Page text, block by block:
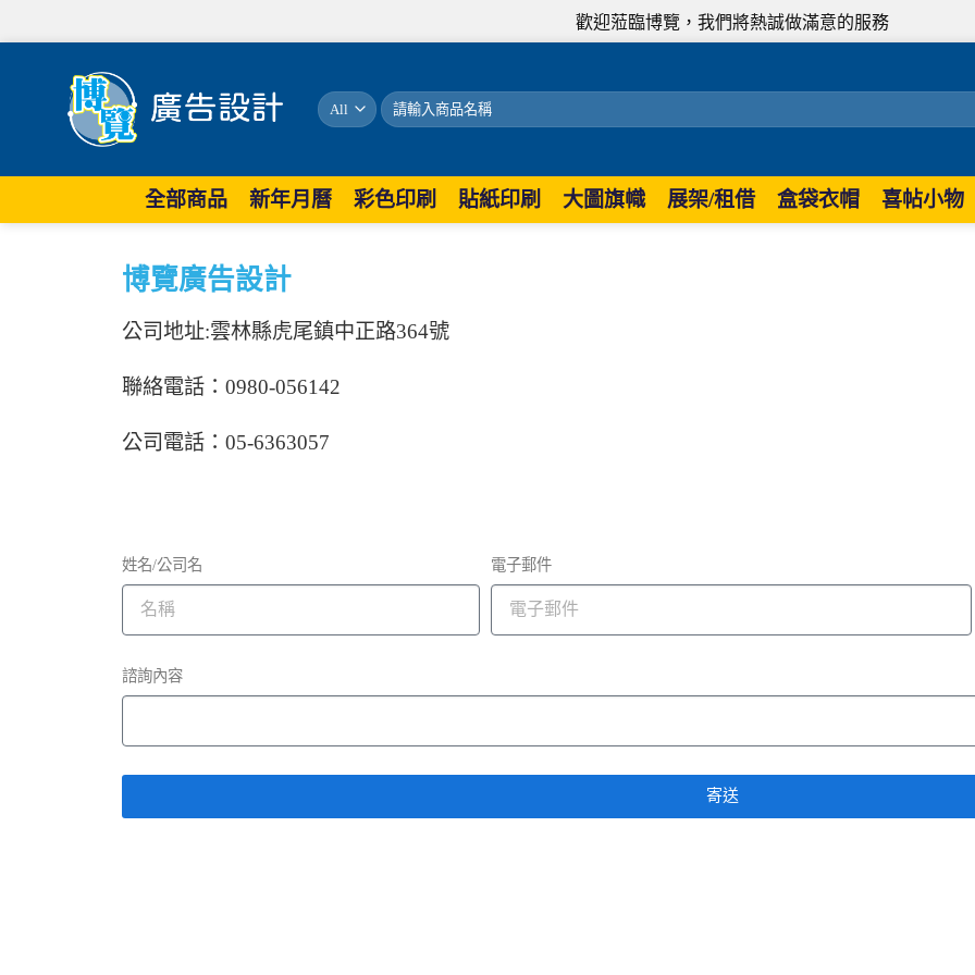
歡迎蒞臨博覽，我們將熱誠做滿意的服務
全部商品 新年月曆 彩色印刷 貼紙印刷 大圖旗幟 展架/租借 盒袋衣帽 喜帖小物
博覽廣告設計
公司地址:雲林縣虎尾鎮中正路364號
聯絡電話：0980-056142
公司電話 ： 05-6363057
姓名/公司名 電子郵件
諮詢內容
寄送